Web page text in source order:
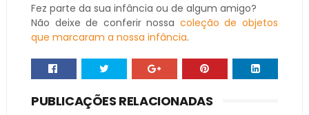
Fez parte da sua infância ou de algum amigo?
Não deixe de conferir nossa coleção de objetos
que marcaram a nossa infância.
PUBLICAÇÕES RELACIONADAS